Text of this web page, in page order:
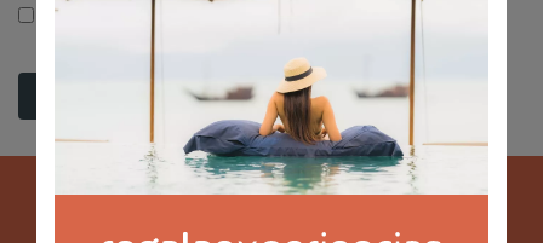
He leído y acepto la política de privacidad